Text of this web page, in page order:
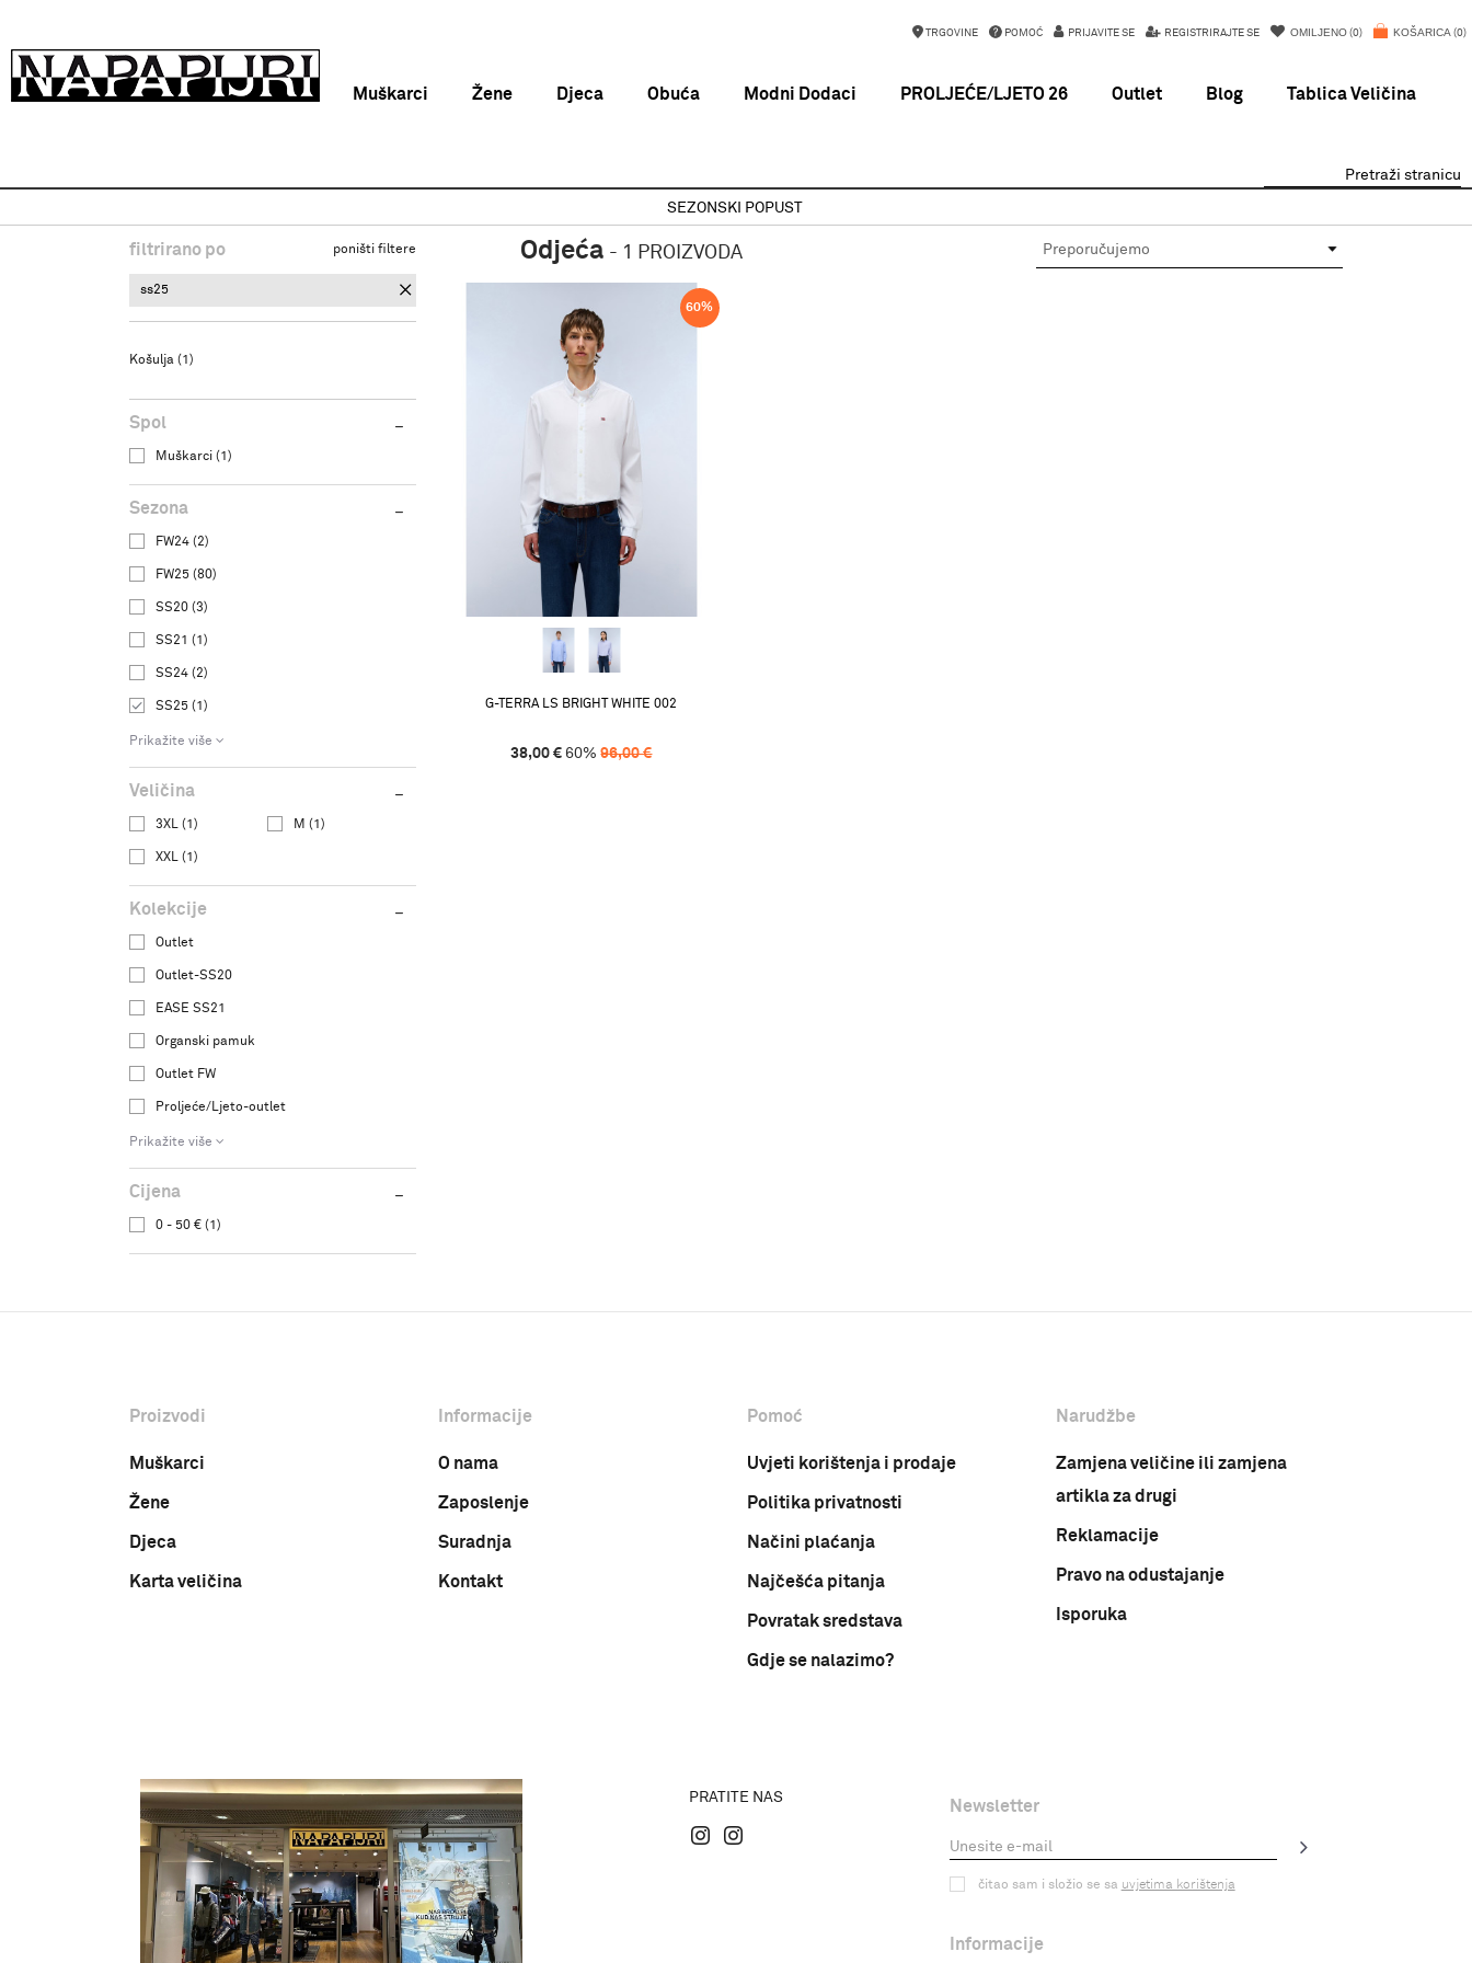
KOŠARICA 0
OMILJENO 0
PRIJAVITE SE REGISTRIRAJTE SE
TRGOVINE POMOĆ
Muškarci Žene Djeca Obuća Modni Dodaci PROLJEĆE/LJETO 26 Outlet Blog Tablica Veličina
Pretraži stranicu
SEZONSKI POPUST
filtrirano po poništi filtere
ss25
Košulja (1)
Spol
Muškarci (1)
Sezona
FW24 (2)
FW25 (80)
SS20 (3)
SS21 (1)
SS24 (2)
SS25 (1)
Prikažite više
Veličina
3XL (1) M (1)
XXL (1)
Kolekcije
Outlet
Outlet-SS20
EASE SS21
Organski pamuk
Outlet FW
Proljeće/Ljeto-outlet
Prikažite više
Cijena
0 - 50 € (1)
Odjeća - 1 PROIZVODA
60%
G-TERRA LS BRIGHT WHITE 002
38,00€ 60% 96,00€
Proizvodi
Muškarci
Žene
Djeca
Karta veličina
Informacije
O nama
Zaposlenje
Suradnja
Kontakt
Pomoć
Uvjeti korištenja i prodaje
Politika privatnosti
Načini plaćanja
Najčešća pitanja
Povratak sredstava
Gdje se nalazimo?
Narudžbe
Zamjena veličine ili zamjena
artikla za drugi
Reklamacije
Pravo na odustajanje
Isporuka
PRATITE NAS Newsletter
čitao sam i složio se sa uvjetima korištenja
Informacije